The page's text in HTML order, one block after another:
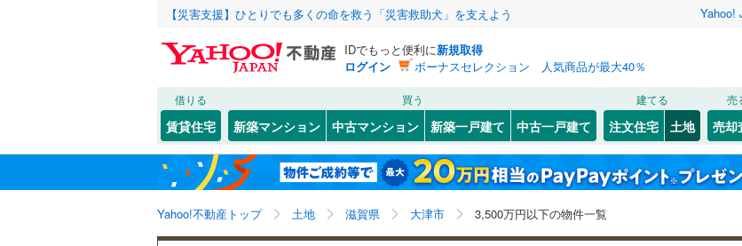
【災害支援】ひとりでも多くの命を救う「災害救助犬」を支えよう Yahoo!
IDでもっと便利に新規取得
ログイン
ボーナスセレクション 人気商品が最大40％
借りる
賃貸住宅
買う
新築マンション 中古マンション 新築一戸建て 中古一戸建て
建てる
注文住宅 土地
売
売却
Yahoo!不動産トップ 土地 滋賀県 大津市 3,500万円以下の物件一覧
北海道 北海道
東北 青森 岩手 宮城 秋田 山形
関東 東京 神奈川 埼玉
大津市(90) 彦根市(23)
近江八幡市(0) 草津市(7)
栗東市( 8) 甲賀市
赤尾町(1) 石山寺(1)
稲葉台(1) 追分町(1)
大萱(1 大平
JR 東海道本線（JR東海）(0) 東海道本線（JR西日本）(23
湖西線(63) 草津線(0)
私鉄・その他 近江鉄道近江本線(0) 近江鉄道多賀線(0)
こだわり条件 配置、向き、建ち方、日当たり
前道6m以上（12） 角地（6）
平坦地（8） 整形地（27）
販売、価格、契約、入居関連など
検索条件を保存しました
この検索条件の新着物件通知は、 マイページから設定で
滋賀県、大津市、3,500万円、建築条件付き土地